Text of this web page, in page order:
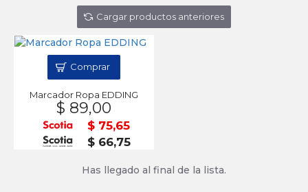
Cargar productos anteriores
Marcador Ropa EDDING
$ 89,00
$ 75,65
$ 66,75
Comprar
Has llegado al final de la lista.